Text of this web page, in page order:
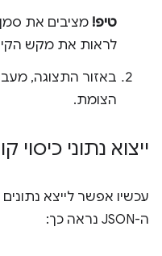
טיפ! מציבים את
לראות את מקש
באזור התצוגה,
הצומת.
ייצוא נתוני כיסוי
עכשיו אפשר לייצא
ה-JSON נראה כך: